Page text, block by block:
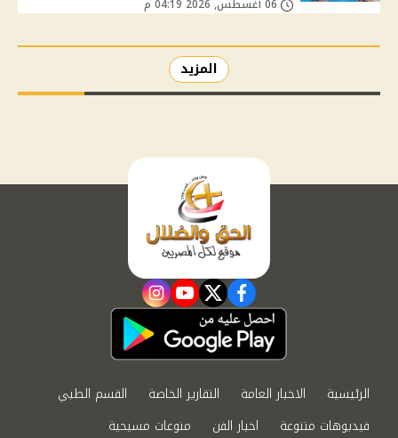
المزيد
facebook
twitter
youtube
instagram
الرئيسية الاخبار العامة التقارير الخاصة
القسم الطبي
فيديوهات متنوعة
اخبار الفن منوعات مسيحية